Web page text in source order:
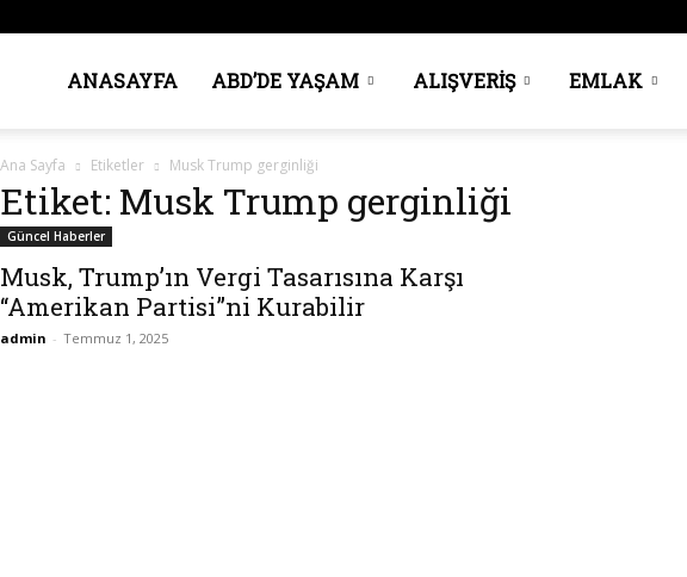
Amerika’da
Bugün
ANASAYFA ABD’DE YAŞAM ALIŞVERIŞ EMLAK
Ana Sayfa Etiketler Musk Trump gerginliği
Etiket: Musk Trump gerginliği
Güncel Haberler
Musk, Trump’ın Vergi Tasarısına Karşı
“Amerikan Partisi”ni Kurabilir
admin - Temmuz 1, 2025